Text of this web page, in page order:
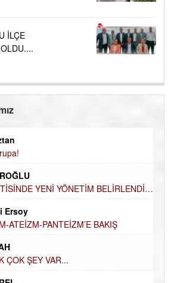
İLÇE
YENİ YÖNETİM BELİRLENDİ…
PANTEİZM’E BAKIŞ
ŞEY VAR...